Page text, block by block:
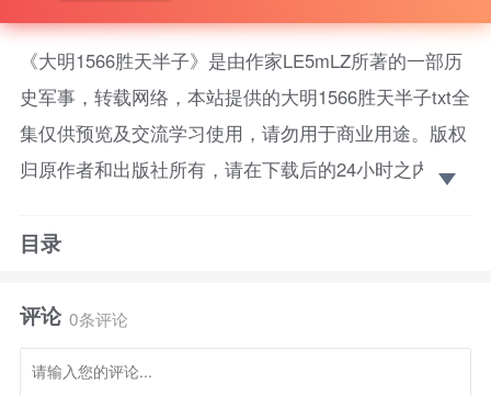
《大明1566胜天半子》是由作家LE5mLZ所著的一部历
史军事，转载网络，本站提供的大明1566胜天半子txt全
集仅供预览及交流学习使用，请勿用于商业用途。版权
归原作者和出版社所有，请在下载后的24小时之内删
尽后，发现魂穿到了明朝，而自己成了小阁老严世蕃！
嘉靖三十九年的舞台上各路神仙斗法，原身改稻为
桑，毁堤淹田臭棋已经落下，严党倒台只在两年内！
目录
评论 0条评论